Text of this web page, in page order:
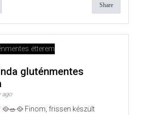
Share
gluténmentes
ago
🥘🥗🥘 Finom, frissen készült